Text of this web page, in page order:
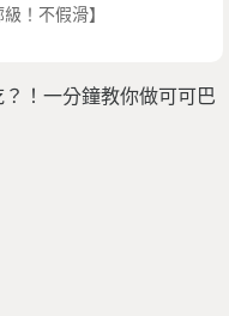
！不假滑】